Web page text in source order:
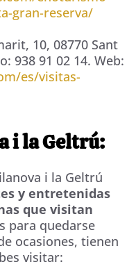
gran-reserva/
10, 08770 Sant
938 91 02 14. Web:
es/visitas-
i la Geltrú:
i la Geltrú
y entretenidas
que visitan
para quedarse
ocasiones, tienen
visitar: